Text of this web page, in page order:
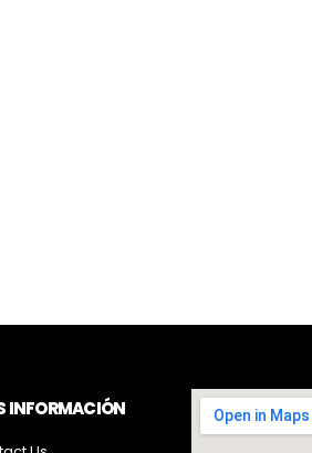
INFORMACIÓN